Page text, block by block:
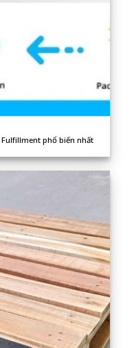
phổ biến nhất